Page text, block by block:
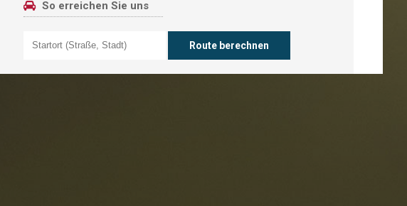
So erreichen Sie uns